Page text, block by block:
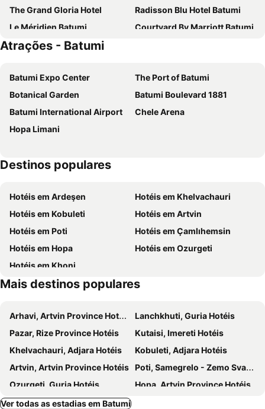
The Grand Gloria Hotel
Radisson Blu Hotel Batumi
Le Méridien Batumi
Courtyard By Marriott Batumi
Rock Hotel First Line
Best Western Premier Batumi
Piazza Boutique Hotel
Four Seasons Hotel
Hotel Old Town
Mariinsky Boutique Hotel
Porto Franco
Orbi City A - C - D
Calligraphy Hotel and Cottages
Atrações - Batumi
Batumi Expo Center
The Port of Batumi
Botanical Garden
Batumi Boulevard 1881
Batumi International Airport
Chele Arena
Hopa Limani
Destinos populares
Hotéis em Ardeşen
Hotéis em Khelvachauri
Hotéis em Kobuleti
Hotéis em Artvin
Hotéis em Poti
Hotéis em Çamlıhemsin
Hotéis em Hopa
Hotéis em Ozurgeti
Hotéis em Khoni
Mais destinos populares
Arhavi, Artvin Province Hotéis
Lanchkhuti, Guria Hotéis
Pazar, Rize Province Hotéis
Kutaisi, Imereti Hotéis
Khelvachauri, Adjara Hotéis
Kobuleti, Adjara Hotéis
Artvin, Artvin Province Hotéis Poti, Samegrelo - Zemo Svaneti Hotéis
Ozurgeti, Guria Hotéis
Hopa, Artvin Province Hotéis
Khoni, Imereti Hotéis
Ver todas as estadias em Batumi